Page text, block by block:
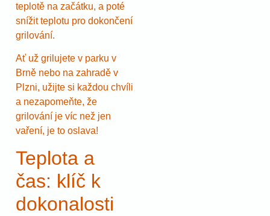
teplotě na začátku, a poté
snížit teplotu pro dokončení
grilování.
Ať už grilujete v parku v
Brně nebo na zahradě v
Plzni, užijte si každou chvíli
a nezapomeňte, že
grilování je víc než jen
vaření, je to oslava!
Teplota a
čas: klíč k
dokonalosti